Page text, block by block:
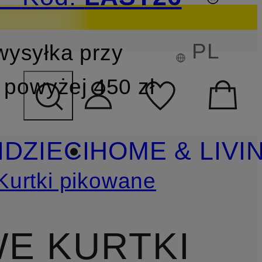
przy
450 zł
PL
DZIECIHOME &
pikowane
KURTKI